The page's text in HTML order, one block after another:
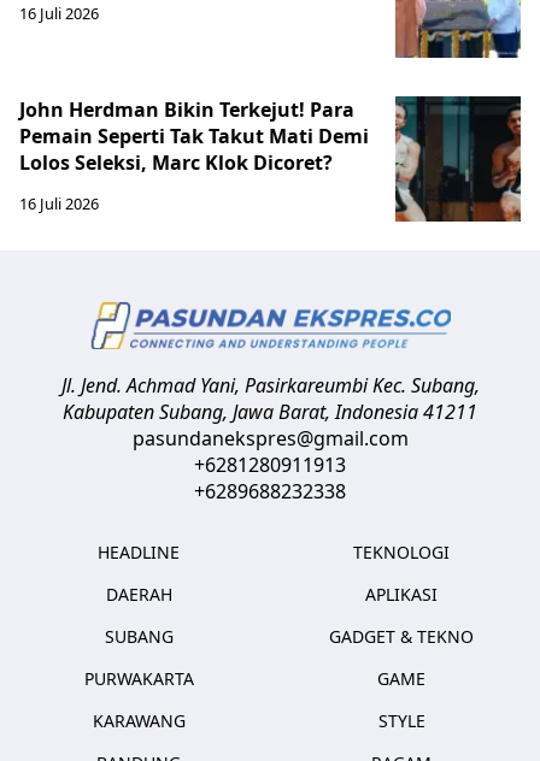
16 Juli 2026
John Herdman Bikin Terkejut! Para
Pemain Seperti Tak Takut Mati Demi
Lolos Seleksi, Marc Klok Dicoret?
16 Juli 2026
Jl. Jend. Achmad Yani, Pasirkareumbi Kec. Subang,
Kabupaten Subang, Jawa Barat,Indonesia41211
pasundanekspres@gmail.com
+6281280911913
+6289688232338
HEADLINE
DAERAH
SUBANG
PURWAKARTA
KARAWANG
TEKNOLOGI
APLIKASI
GADGET & TEKNO
GAME
STYLE